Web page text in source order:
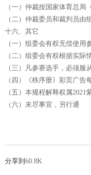
（一）仲裁按国家体育总局
（二）仲裁委员和裁判员由
十六、其它
（一）组委会有权无偿使用
（二）组委会有权根据实际
（三）凡参赛选手，必须
（四）《秩序册》彩页广告
（五）本规程解释权属2021
（六）未尽事宜，另行通
分享到 60.8K